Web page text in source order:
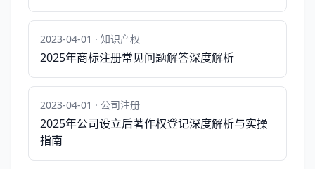
2023-04-01 · 知识产权
2025年商标注册常见问题解答深度解析
2023-04-01 · 公司注册
2025年公司设立后著作权登记深度解析与实操
指南